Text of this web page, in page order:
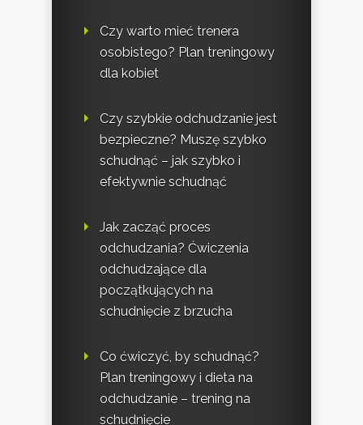
Czy warto mieć trenera
osobistego? Plan treningowy
dla kobiet
Czy szybkie odchudzanie jest
bezpieczne? Muszę szybko
schudnąć – jak szybko i
efektywnie schudnąć
Jak zacząć proces
odchudzania? Ćwiczenia
odchudzające dla
początkujących na
schudnięcie z brzucha
Co ćwiczyć, by schudnąć?
Plan treningowy i dieta na
odchudzanie – trening na
schudnięcie